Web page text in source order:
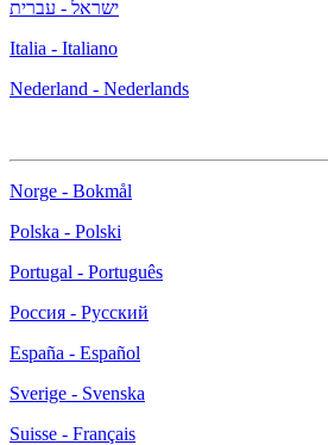
ישראל - עברית
Italia - Italiano
Nederland - Nederlands
Norge - Bokmål
Polska - Polski
Portugal - Português
Россия - Русский
España - Español
Sverige - Svenska
Suisse - Français